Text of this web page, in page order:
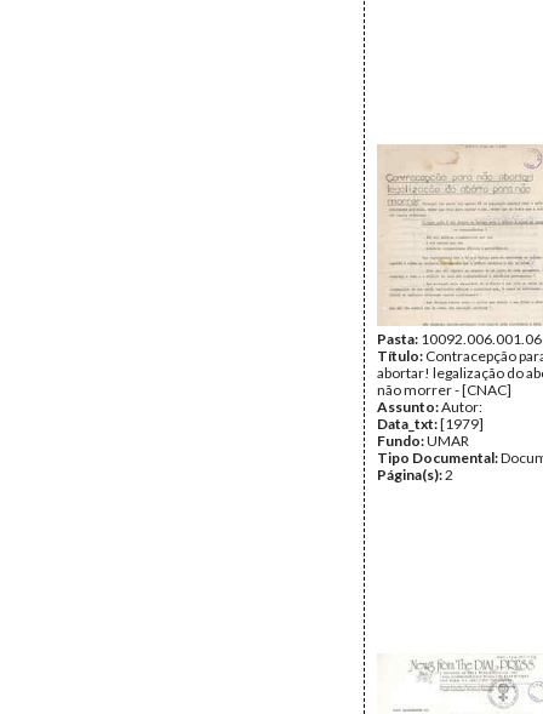
Pasta:
Título: Contracepção
abortar! legalização do
não morrer - [CNAC]
Assunto:Autor:
Data_txt:[1979]
Fundo:UMAR
Tipo Documental:
Página(s):2